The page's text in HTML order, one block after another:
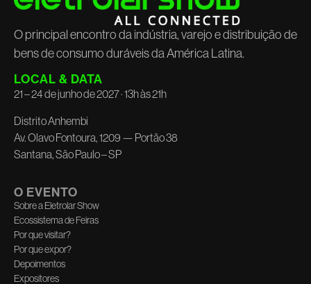
O principal encontro da indústria, varejo e distribuição de
bens de consumo duráveis da América Latina.
LOCAL & DATA
21 – 24 de junho de 2027 · 13h às 21h
Distrito Anhembi
Av. Olavo Fontoura, 1209 — Portão 38
Santana, São Paulo – SP
O EVENTO
Sobre a Eletrolar Show
Ecossistema de Feiras
Por que visitar?
Por que expor?
Depoimentos
Expositores